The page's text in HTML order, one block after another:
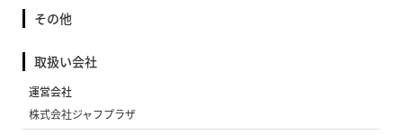
その他
取扱い会社
運営会社
株式会社ジャフプラザ